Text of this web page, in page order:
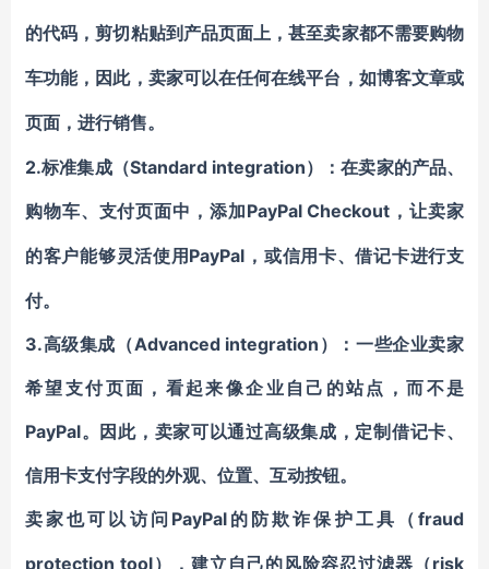
的代码，剪切粘贴到产品页面上，甚至卖家都不需要购物
车功能，因此，卖家可以在任何在线平台，如博客文章或
页面，进行销售。
2.标准集成（Standard integration）：在卖家的产品、
购物车、支付页面中，添加PayPal Checkout ，让卖家
的客户能够灵活使用 PayPal，或信用卡、借记卡进行支
付。
3.高级集成（Advanced integration）：一些企业卖家
希望支付页面，看起来像企业自己的站点，而不是
PayPal。因此，卖家可以通过高级集成，定制借记卡、
信用卡支付字段的外观、位置、互动按钮。
卖家也可以访问 PayPal的 防欺诈保护工具 （fraud
protection tool），建立自己的风险容忍过滤器（risk